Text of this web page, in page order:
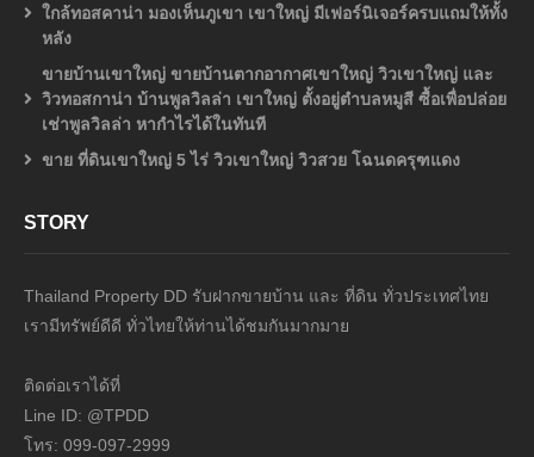
ใกล้ทอสคาน่า มองเห็นภูเขา เขาใหญ่ มีเฟอร์นิเจอร์ครบแถมให้ทั้ง
หลัง
ขายบ้านเขาใหญ่ ขายบ้านตากอากาศเขาใหญ่ วิวเขาใหญ่ และ
วิวทอสกาน่า บ้านพูลวิลล่า เขาใหญ่ ตั้งอยู่ตำบลหมูสี ซื้อเพื่อปล่อย
เช่าพูลวิลล่า หากำไรได้ในทันที
ขาย ที่ดินเขาใหญ่ 5 ไร่ วิวเขาใหญ่ วิวสวย โฉนดครุฑแดง
STORY
Thailand Property DD รับฝากขายบ้าน และ ที่ดิน ทั่วประเทศไทย
เรามีทรัพย์ดีดี ทั่วไทยให้ท่านได้ชมกันมากมาย
ติดต่อเราได้ที่
Line ID: @TPDD
โทร: 099-097-2999